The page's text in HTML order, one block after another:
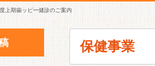
上期歯ッピー健診のご案内
保健事業